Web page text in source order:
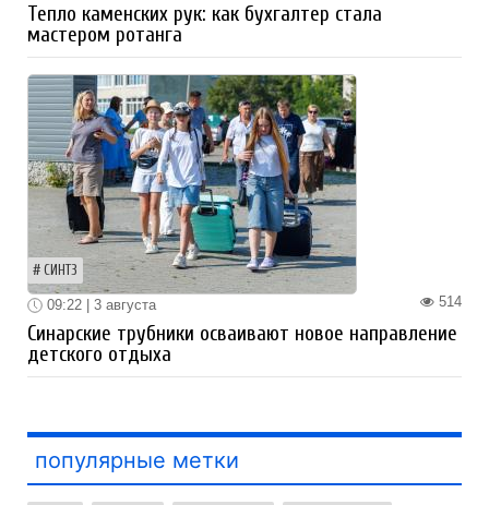
Тепло каменских рук: как бухгалтер стала
мастером ротанга
СИНТЗ
514
09:22 | 3 августа
Синарские трубники осваивают новое направление
детского отдыха
популярные метки